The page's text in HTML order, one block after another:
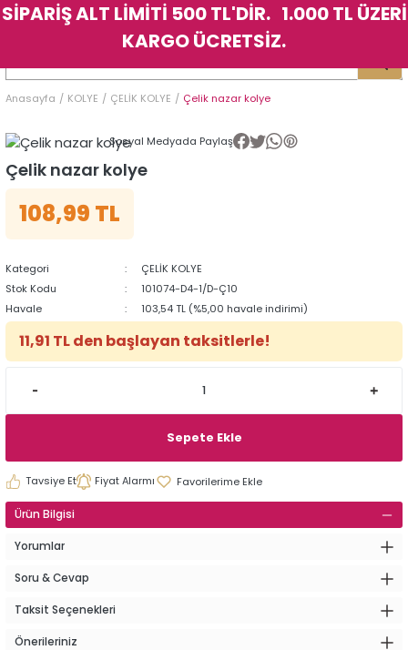
Geri Dön
Geri Dön
Geri Dön
Geri Dön
Geri Dön
Geri Dön
Anasayfa KOLYE ÇELİK KOLYE Çelik nazar kolye
Sosyal Medyada Paylaş
Çelik nazar kolye
108,99 TL
Kategori
ÇELİK KOLYE
Stok Kodu
101074-D4-1/D-Ç10
Havale
103,54 TL (%5,00 havale indirimi)
11,91 TL den başlayan taksitlerle!
Sepete Ekle
Tavsiye Et Fiyat Alarmı
Ürün Bilgisi
Yorumlar
Soru & Cevap
Taksit Seçenekleri
Önerileriniz
Geri Dön
Geri Dön
Geri Dön
Geri Dön
Geri Dön
Geri Dön
SİPARİŞ ALT LİMİTİ 500 TL'DİR. 1.000 TL ÜZERİ
KARGO ÜCRETSİZ.